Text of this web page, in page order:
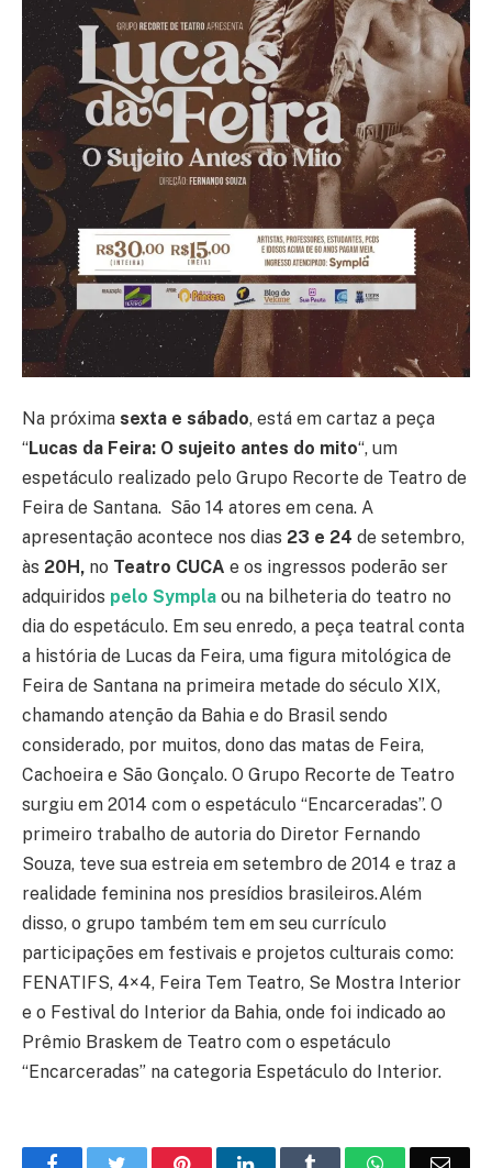
Na próxima sexta e sábado, está em cartaz a peça
“Lucas da Feira: O sujeito antes do mito“, um
espetáculo realizado pelo Grupo Recorte de Teatro de
Feira de Santana. São 14 atores em cena. A
apresentação acontece nos dias 23 e 24 de setembro,
às 20H, no Teatro CUCA e os ingressos poderão ser
adquiridos pelo Sympla ou na bilheteria do teatro no
dia do espetáculo. Em seu enredo, a peça teatral conta
a história de Lucas da Feira, uma figura mitológica de
Feira de Santana na primeira metade do século XIX,
chamando atenção da Bahia e do Brasil sendo
considerado, por muitos, dono das matas de Feira,
Cachoeira e São Gonçalo. O Grupo Recorte de Teatro
surgiu em 2014 com o espetáculo “Encarceradas”. O
primeiro trabalho de autoria do Diretor Fernando
Souza, teve sua estreia em setembro de 2014 e traz a
realidade feminina nos presídios brasileiros.Além
disso, o grupo também tem em seu currículo
participações em festivais e projetos culturais como:
FENATIFS, 4×4, Feira Tem Teatro, Se Mostra Interior
e o Festival do Interior da Bahia, onde foi indicado ao
Prêmio Braskem de Teatro com o espetáculo
“Encarceradas” na categoria Espetáculo do Interior.
FacebookTwitter PinterestLinkedIn Tumblr WhatsApp